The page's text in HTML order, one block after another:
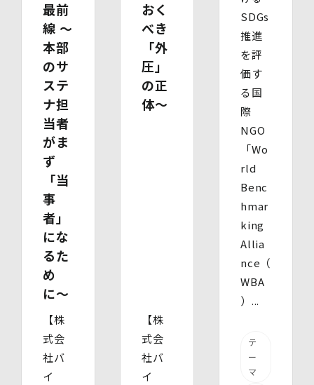
【個人情報を与えることの任意性及び当該情報を与えな
かった場合に生じる結果】
個⼈情報を取得する項⽬は、全てご本⼈によってご提供い
ただくものです。
ただし、必要な項⽬をいただけない場合、利⽤⽬的に記載
の諸⼿続⼜は処理に⽀障が⽣じる可能性があります。
最前
線 〜
本部
のサ
ステ
ナ担
当者
がま
ず
「当
事
者」
にな
るた
め
に〜
【株
式会
社バ
イ
おく
べき
「外
圧」
の正
体〜
【株
式会
社バ
イ
SDGs
推進
を評
価す
る国
際
NGO
「Wo
rld
Benc
hmar
king
Allia
nce（
WBA
）...
テ
ー
マ